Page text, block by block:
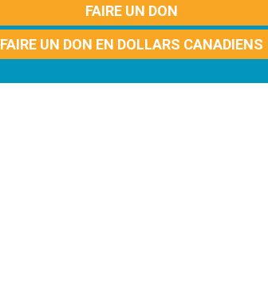
FAIRE UN DON
FAIRE UN DON EN DOLLARS CANADIENS